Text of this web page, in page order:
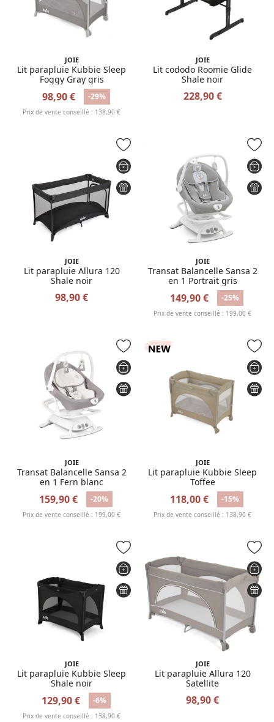
JOIE
Lit parapluie Kubbie Sleep
Foggy Gray gris
98,90 € -29%
Prix de vente conseillé : 138,90 €
JOIE
Lit cododo Roomie Glide
Shale noir
228,90 €
JOIE
Lit parapluie Allura 120
Shale noir
98,90 €
JOIE
Transat Balancelle Sansa 2
en 1 Portrait gris
149,90 € -25%
Prix de vente conseillé : 199,00 €
JOIE
Transat Balancelle Sansa 2
en 1 Fern blanc
159,90 € -20%
Prix de vente conseillé : 199,00 €
JOIE
Lit parapluie Kubbie Sleep
Toffee
118,00 € -15%
Prix de vente conseillé : 138,90 €
JOIE
Lit parapluie Kubbie Sleep
Shale noir
129,90 € -6%
Prix de vente conseillé : 138,90 €
JOIE
Lit parapluie Allura 120
Satellite
98,90 €